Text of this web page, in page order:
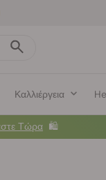
Καλλιέργεια
Τώρα 🛍️